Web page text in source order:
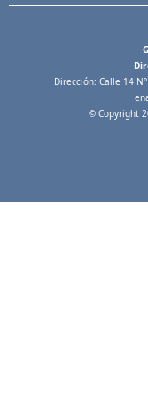
Dirección: Calle 14
© Copyright